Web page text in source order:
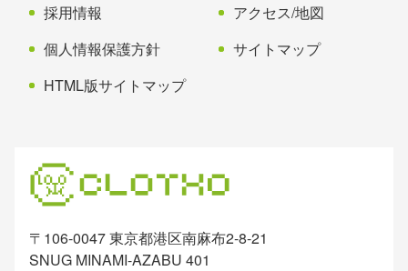
〒106-0047 東京都港区南麻布2-8-21
SNUG MINAMI-AZABU 401
採用情報
アクセス/地図
個人情報保護方針
サイトマップ
HTML版サイトマップ